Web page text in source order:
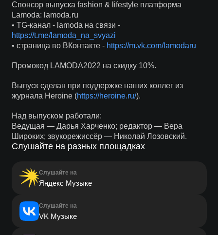
Спонсор выпуска fashion & lifestyle платформа
Lamoda: lamoda.ru
• TG-канал - lamoda на связи -
https://t.me/lamoda_na_svyazi
• страница во ВКонтакте - https://m.vk.com/lamodaru
Промокод LAMODA2022 на скидку 10%.
Выпуск сделан при поддержке наших коллег из
журнала Heroine (https://heroine.ru/).
Над выпуском работали:
Ведущая — Дарья Харченко; редактор — Вера
Широких; звукорежиссёр — Николай Лозовский.
Слушайте на разных площадках
Слушайте на
Яндекс Музыке
Слушайте на
VK Музыке